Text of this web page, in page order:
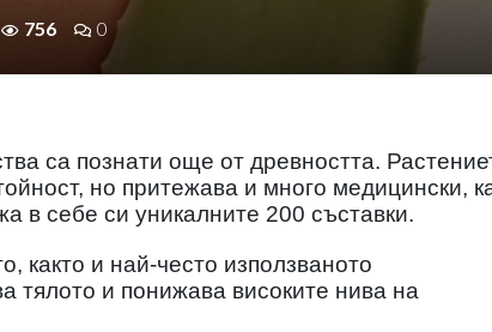
756 0
са познати още от древността.
но притежава и много медицински,
в себе си уникалните 200 съставки.
както и най-често използваното
тялото и понижава високите нива на